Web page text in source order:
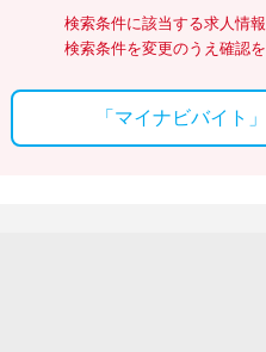
検索条件に該当する求人情報
検索条件を変更のうえ確認を
「マイナビバイト